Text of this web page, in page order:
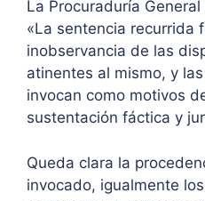
La Procuraduría
«La sentencia recurrida
inobservancia de las
atinentes al mismo, y
invocan como motivos
sustentación fáctica y
Queda clara la
invocado, igualmente